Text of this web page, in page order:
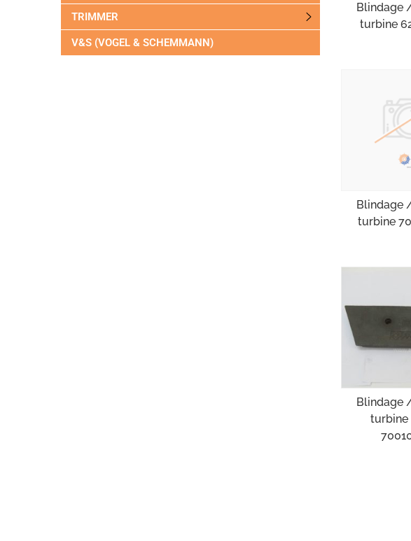
Blindage
turbine
Blindage
turbine
Blindage
turbine
TRIMMER
V&S (VOGEL & SCHEMMANN)